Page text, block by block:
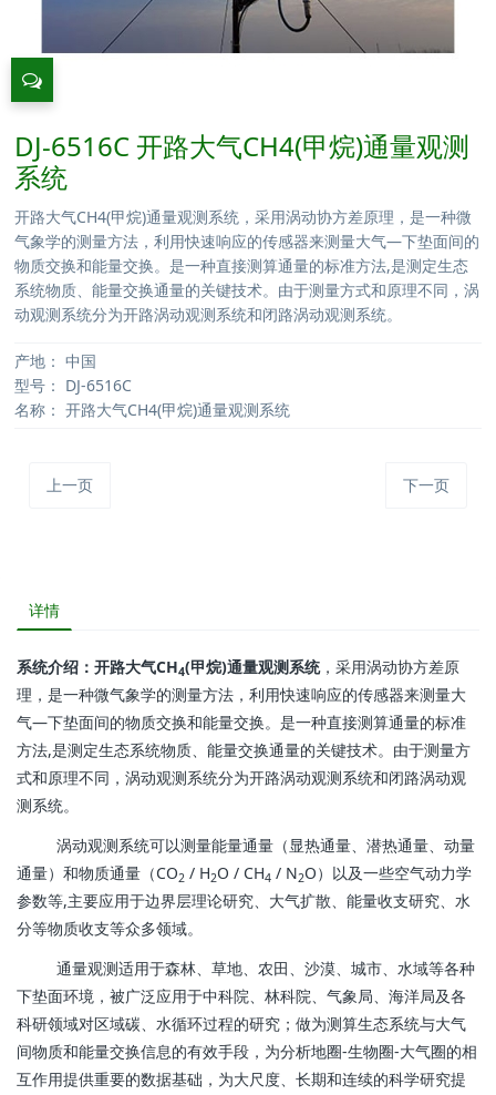
DJ-6516C 开路大气CH4(甲烷)通量观测
系统
开路大气CH4(甲烷)通量观测系统，采用涡动协方差原理，是一种微
气象学的测量方法，利用快速响应的传感器来测量大气—下垫面间的
物质交换和能量交换。是一种直接测算通量的标准方法,是测定生态
系统物质、能量交换通量的关键技术。由于测量方式和原理不同，涡
动观测系统分为开路涡动观测系统和闭路涡动观测系统。
产地： 中国
型号： DJ-6516C
名称： 开路大气CH4(甲烷)通量观测系统
上一页 下一页
详情
系统介绍： 开路大气CH4(甲烷)通量观测系统，采用涡动协方差原
理，是一种微气象学的测量方法，利用快速响应的传感器来测量大
气—下垫面间的物质交换和能量交换。是一种直接测算通量的标准
方法,是测定生态系统物质、能量交换通量的关键技术。由于测量方
式和原理不同，涡动观测系统分为开路涡动观测系统和闭路涡动观
测系统。
涡动观测系统可以测量能量通量（显热通量、潜热通量、动量
通量）和物质通量（CO2 / H2O / CH4 / N2O）以及一些空气动力学
参数等,主要应用于边界层理论研究、大气扩散、能量收支研究、水
分等物质收支等众多领域。
通量观测适用于森林、草地、农田、沙漠、城市、水域等各种
下垫面环境，被广泛应用于中科院、林科院、气象局、海洋局及各
科研领域对区域碳、水循环过程的研究；做为测算生态系统与大气
间物质和能量交换信息的有效手段，为分析地圈-生物圈-大气圈的相
互作用提供重要的数据基础，为大尺度、长期和连续的科学研究提